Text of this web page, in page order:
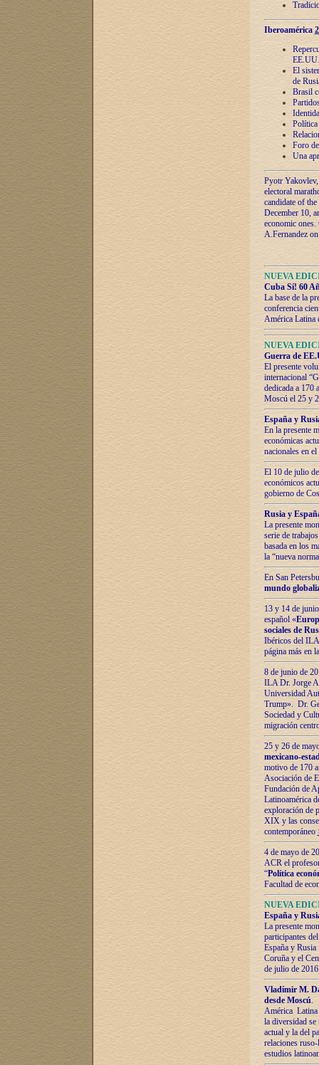
Iberoamérica
EE.UU.
El
de
Brasil
Política
Foro
Una
Pyotr
electoral
candidate of
December 10,
economic
A.Fernandez
NUEVA
Cuba Sí! 60
La base de la
conferencia
América Latina
NUEVA
Guerra de
El presente
internacional
dedicada a 170
Moscú el 25 y
España y
En la presente
económicas
nacionales en
El 10 de julio
económicos
gobierno de
Rusia y
La presente
serie de
basada en los
la “nueva
En San
mundo
13 y 14 de
español «
sociales de
Ibéricos del ILA
página más en
8 de junio de
ILA Dr. Jorge
Universidad
Trump». Dr.
Sociedad y
migración
25 y 26 de
mexicano-
motivo de 170
Asociación de
Fundación de
Latinoamérica
exploración de
XIX y las
contemporáneo
4 de mayo de
ACR el
“Política
Facultad de
NUEVA
España y
La presente
participantes
España y
Coruña y el
de julio de
Vladímir М.
desde Moscú.
América Latina
la diversidad
actual у lа del
relaciones
estudios